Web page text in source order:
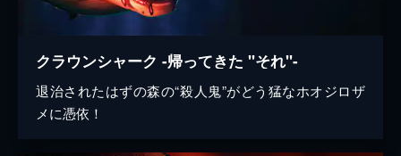
クラウンシャーク -帰ってきた "それ"-
退治されたはずの森の“殺人鬼”がどう猛なホオジロザ
メに憑依！